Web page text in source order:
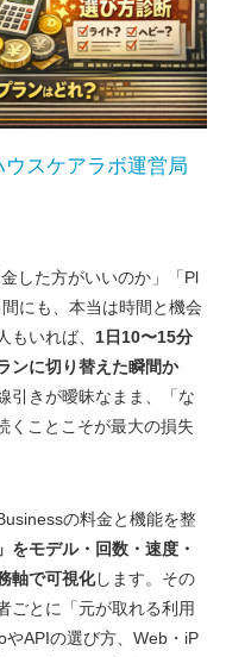
ウスケアラボ運営局
した方がいいのか」「Pl
にも、本当は時間と機会
もいれば、 1日10〜15分
ンに切り替えた瞬間か
引きが曖昧なまま、「な
くことこそが最大の損失
の料金と機能を整
をモデル・回数・速度・
軸で可視化します。その
ごとに「元が取れる利用
APIの選び方、Web・iP